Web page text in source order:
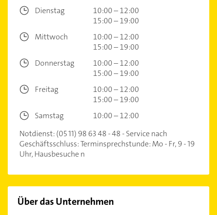
Dienstag
10:00 – 12:00
15:00 – 19:00
Mittwoch
10:00 – 12:00
15:00 – 19:00
Donnerstag
10:00 – 12:00
15:00 – 19:00
Freitag
10:00 – 12:00
15:00 – 19:00
Samstag
10:00 – 12:00
Notdienst: (05 11) 98 63 48 - 48 - Service nach
Geschäftsschluss: Terminsprechstunde: Mo - Fr, 9 - 19
Uhr, Hausbesuche n
Über das Unternehmen